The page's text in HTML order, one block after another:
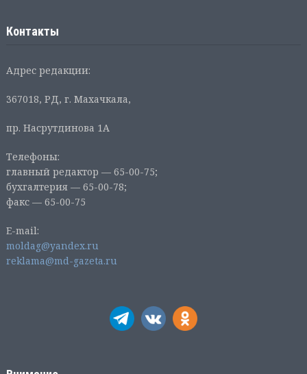
Контакты
Адрес редакции:
367018, РД, г. Махачкала,
пр. Насрутдинова 1А
Телефоны:
главный редактор — 65-00-75;
бухгалтерия — 65-00-78;
факс — 65-00-75
E-mail:
moldag@yandex.ru
reklama@md-gazeta.ru